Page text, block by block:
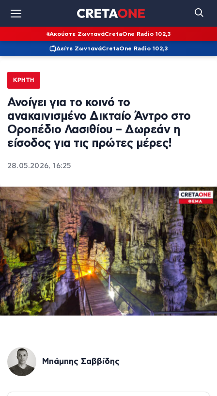
Ακούστε ΖωντανάCretaOne Radio 102,3
Δείτε ΖωντανάCretaOne Radio 102,3
ΚΡΉΤΗ
Ανοίγει για το κοινό το
ανακαινισμένο Δικταίο Άντρο στο
Οροπέδιο Λασιθίου – Δωρεάν η
είσοδος για τις πρώτες μέρες!
28.05.2026, 16:25
Μπάμπης Σαββίδης